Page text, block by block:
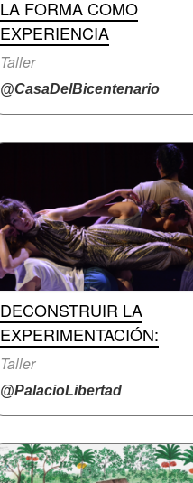
LA FORMA COMO
EXPERIENCIA
Taller
@CasaDelBicentenario
DECONSTRUIR LA
EXPERIMENTACIÓN:
Taller
@PalacioLibertad